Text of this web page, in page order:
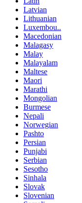
Latvian
Lithuanian
Luxembou..
Macedonian
Malagasy
Malay
Malayalam
Maltese
Maori
Marathi
Mongolian
Burmese
Nepali
Norwegian
Pashto
Persian
Punjabi
Serbian
Sesotho
Sinhala
Slovak
Slovenian